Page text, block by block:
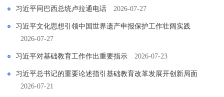
习近平同巴西总统卢拉通电话 2026-07-27
习近平文化思想引领中国世界遗产申报保护工作壮阔实践
2026-07-27
习近平对基础教育工作作出重要指示 2026-07-23
习近平总书记的重要论述指引基础教育改革发展开创新局面
2026-07-21